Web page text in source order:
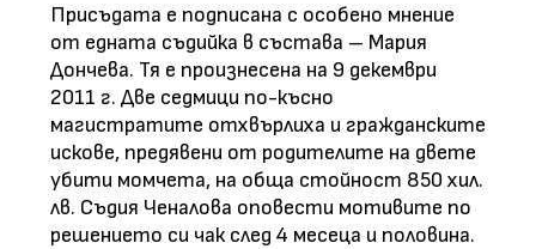
Присъдата е подписана с особено мнение
от едната съдийка в състава – Мария
Дончева. Тя е произнесена на 9 декември
2011 г. Две седмици по-късно
магистратите отхвърлиха и гражданските
искове, предявени от родителите на двете
убити момчета, на обща стойност 850 хил.
лв. Съдия Ченалова оповести мотивите по
решението си чак след 4 месеца и половина.